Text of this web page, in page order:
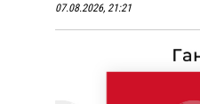
07.08.2026, 21:21